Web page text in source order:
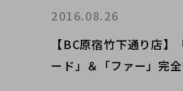
【BC原宿竹下通り店】
ード」＆「ファー」完全
2016.08.26